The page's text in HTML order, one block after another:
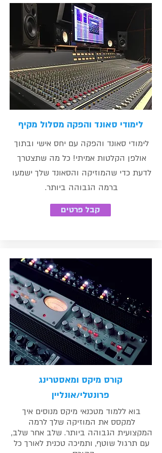
לימודי סאונד והפקה מסלול מקיף
לימודי סאונד והפקה עם יחס אישי ובתוך
אולפן הקלטות אמיתי! כל מה שתצטרך
לדעת כדי שהמוזיקה והסאונד שלך ישמעו
ברמה הגבוהה ביותר.
קבל פרטים
קורס מיקס ומאסטרינג
פרונטלי/אונליין
בוא ללמוד מטכנאי מיקס מנוסים איך
למקסס את המוזיקה שלך לרמה
המקצועית הגבוהה ביותר. שלב אחר שלב,
עם תרגול שוטף, ותמיכה טכנית לאורך כל